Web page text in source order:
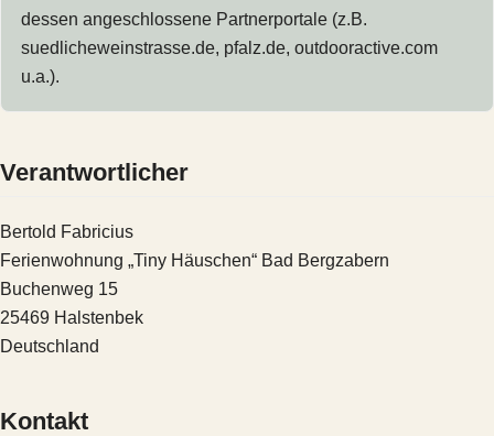
dessen angeschlossene Partnerportale (z.B.
suedlicheweinstrasse.de, pfalz.de, outdooractive.com
u.a.).
Verantwortlicher
Bertold Fabricius
Ferienwohnung „Tiny Häuschen“ Bad Bergzabern
Buchenweg 15
25469 Halstenbek
Deutschland
Kontakt